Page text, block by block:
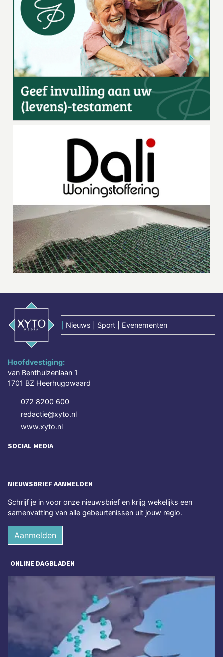
Nieuws | Sport | Evenementen
Hoofdvestiging:
van Benthuizenlaan 1
1701 BZ Heerhugowaard
072 8200 600
redactie@xyto.nl
www.xyto.nl
SOCIAL MEDIA
NIEUWSBRIEF AANMELDEN
Schrijf je in voor onze nieuwsbrief en krijg wekelijks een
samenvatting van alle gebeurtenissen uit jouw regio.
Aanmelden
ONLINE DAGBLADEN